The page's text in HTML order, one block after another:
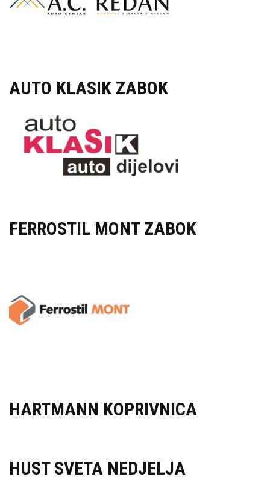
AUTO KLASIK ZABOK
FERROSTIL MONT ZABOK
HARTMANN KOPRIVNICA
HUST SVETA NEDJELJA